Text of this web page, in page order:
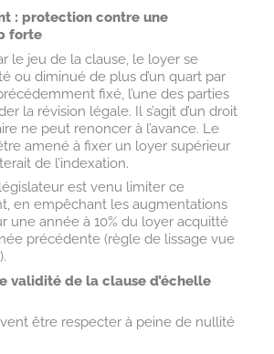
: protection contre une
forte
le jeu de la clause, le loyer se
ou diminué de plus d’un quart par
fixé, l’une des parties
la révision légale. Il s’agit d’un droit
ne peut renoncer à l’avance. Le
amené à fixer un loyer supérieur
de l’indexation.
est venu limiter ce
en empêchant les augmentations
une année à 10% du loyer acquitté
précédente (règle de lissage vue
validité de la clause d’échelle
être respecter à peine de nullité